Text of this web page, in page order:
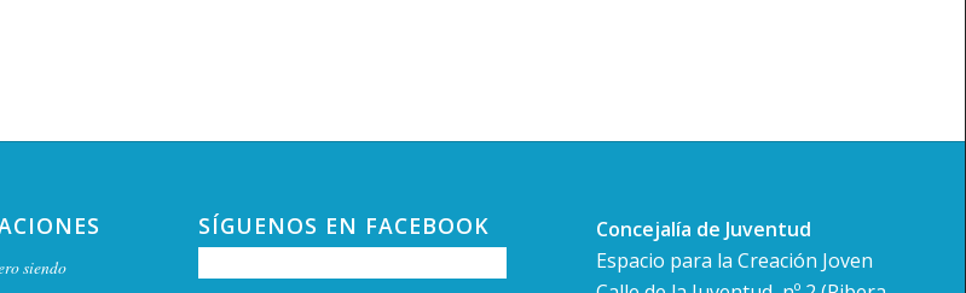
siendo
SÍGUENOS EN FACEBOOK
Concejalía de Juventud
Espacio para la Creación Joven